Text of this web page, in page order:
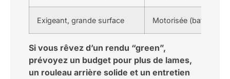
Exigeant, grande surface Motorisée (batterie
Si vous rêvez d’un rendu “green”,
prévoyez un budget pour plus de lames,
un rouleau arrière solide et un entretien